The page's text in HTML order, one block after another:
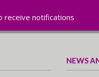
receive notifications
NEWS